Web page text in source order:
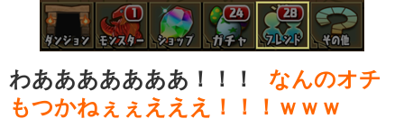
わあああああああ！！！
なんのオチ
もつかねぇぇえええ！！！ｗｗｗ